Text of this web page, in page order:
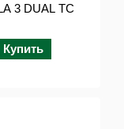
3 DUAL TC
Купить